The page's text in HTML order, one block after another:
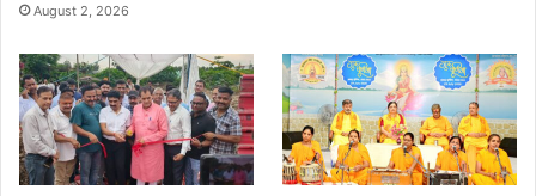
August 2, 2026